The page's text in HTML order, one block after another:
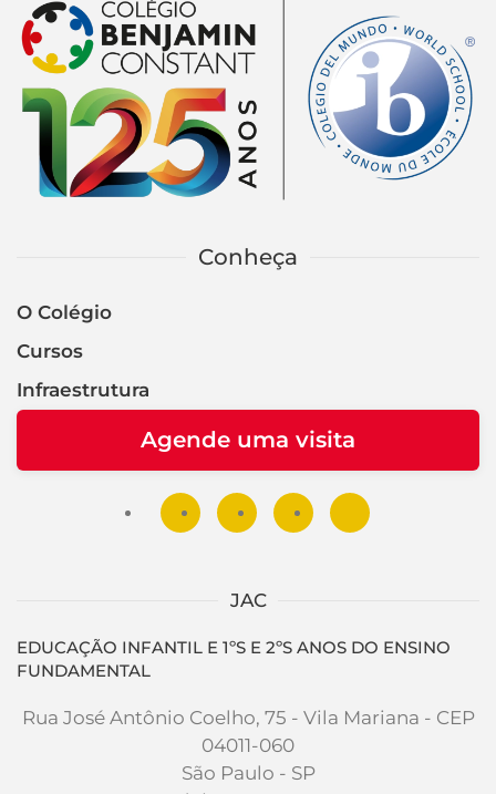
Conheça
O Colégio
Cursos
Infraestrutura
Agende uma visita
JAC
EDUCAÇÃO INFANTIL E 1ºS E 2ºS ANOS DO ENSINO
FUNDAMENTAL
Rua José Antônio Coelho, 75 - Vila Mariana - CEP
04011-060
São Paulo - SP